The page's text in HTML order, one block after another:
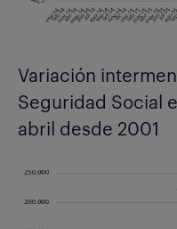
Variación
Seguridad Social
abril desde 2001